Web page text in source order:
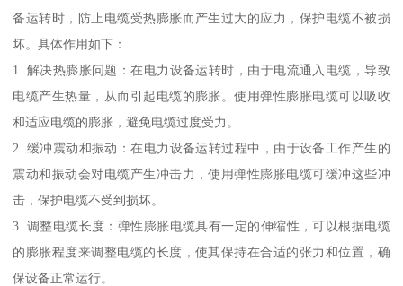
备运转时，防止电缆受热膨胀而产生过大的应力，保护电缆不被损
坏。具体作用如下：
1. 解决热膨胀问题：在电力设备运转时，由于电流通入电缆，导致
电缆产生热量，从而引起电缆的膨胀。使用弹性膨胀电缆可以吸收
和适应电缆的膨胀，避免电缆过度受力。
2. 缓冲震动和振动：在电力设备运转过程中，由于设备工作产生的
震动和振动会对电缆产生冲击力，使用弹性膨胀电缆可缓冲这些冲
击，保护电缆不受到损坏。
3. 调整电缆长度：弹性膨胀电缆具有一定的伸缩性，可以根据电缆
的膨胀程度来调整电缆的长度，使其保持在合适的张力和位置，确
保设备正常运行。